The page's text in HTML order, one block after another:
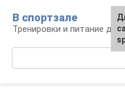
контенту
В спортзале
Тренировки и питание для